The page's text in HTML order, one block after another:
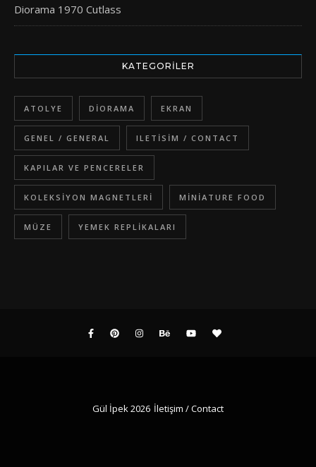
Diorama 1970 Cutlass
KATEGORILER
ATOLYE DIORAMA EKRAN
GENEL / GENERAL ILETISIM / CONTACT
KAPILAR VE PENCERELER
KOLEKSIYON MAGNETLERI MINIATURE FOOD
MÜZE YEMEK REPLIKALARI
Gül İpek 2026 İletişim / Contact